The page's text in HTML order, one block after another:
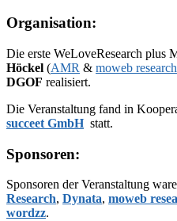
Organisation:
Die erste WeLoveResearch plus
Höckel (AMR & moweb
DGOF realisiert.
Die Veranstaltung fand in
succeet GmbHstatt.
Sponsoren:
Sponsoren der Veranstaltung
Research, Dynata, moweb
wordzz.